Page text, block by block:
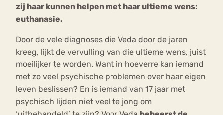
zij haar kunnen helpen met haar ultieme wens:
euthanasie.
Door de vele diagnoses die Veda door de jaren
kreeg, lijkt de vervulling van die ultieme wens, juist
moeilijker te worden. Want in hoeverre kan iemand
met zo veel psychische problemen over haar eigen
leven beslissen? En is iemand van 17 jaar met
psychisch lijden niet veel te jong om